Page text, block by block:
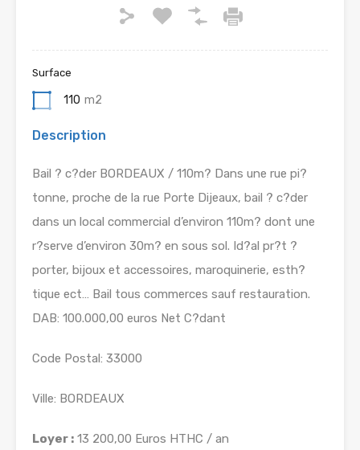
Surface
110 m2
Description
Bail ? c?der BORDEAUX / 110m? Dans une rue pi?
tonne, proche de la rue Porte Dijeaux, bail ? c?der
dans un local commercial d’environ 110m? dont une
r?serve d’environ 30m? en sous sol. Id?al pr?t ?
porter, bijoux et accessoires, maroquinerie, esth?
tique ect… Bail tous commerces sauf restauration.
DAB: 100.000,00 euros Net C?dant
Code Postal: 33000
Ville: BORDEAUX
Loyer : 13 200,00 Euros HTHC / an